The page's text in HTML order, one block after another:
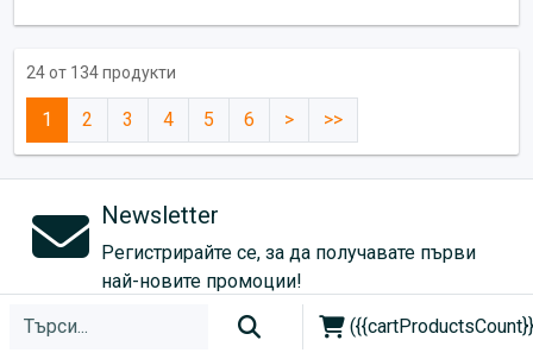
24 от 134 продукти
1 2 3 4 5 6 > >>
Newsletter
Регистрирайте се, за да получавате първи
най-новите промоции!
Абонирай се!